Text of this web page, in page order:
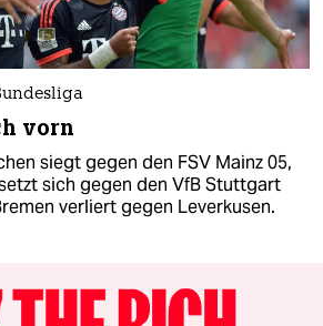
vorn
siegt gegen den FSV Mainz 05,
sich gegen den VfB Stuttgart
verliert gegen Leverkusen.